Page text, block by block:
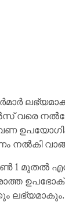
തവണ
നൽകി
1 മുതൽ
ലഭ്യമാകും.